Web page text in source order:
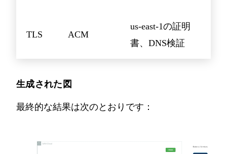
TLS ACM
us-east-1の証明
書、DNS検証
生成された図
最終的な結果は次のとおりです：